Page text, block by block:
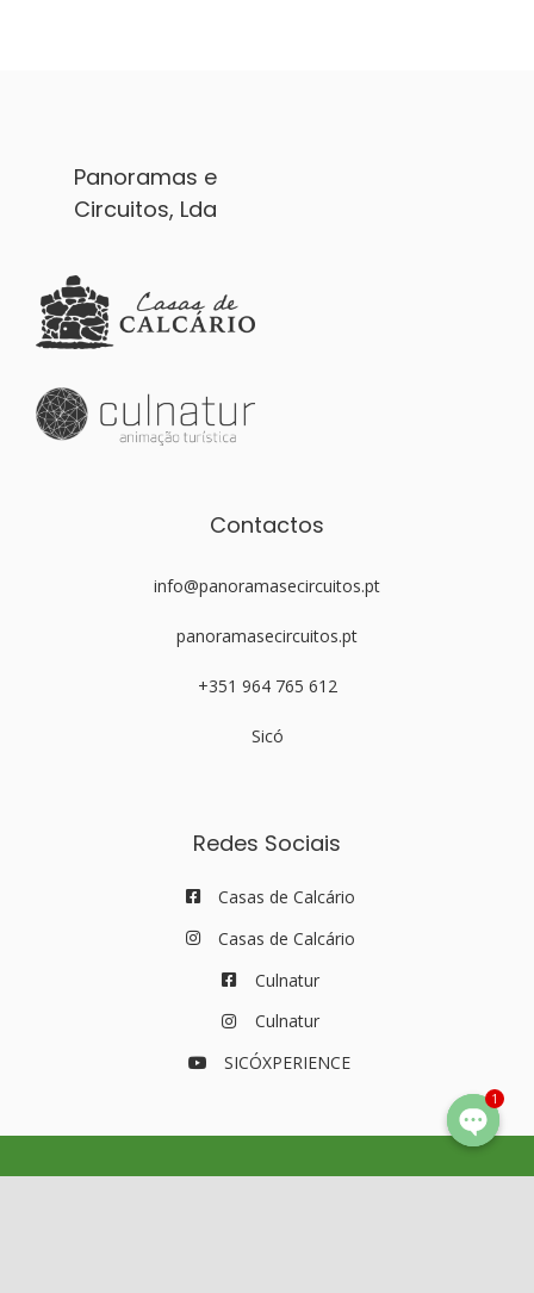
Panoramas e
Circuitos, Lda
Contactos
info@panoramasecircuitos.pt
panoramasecircuitos.pt
+351 964 765 612
Sicó
Redes Sociais
Casas de Calcário
Casas de Calcário
Culnatur
Culnatur
SICÓXPERIENCE
1